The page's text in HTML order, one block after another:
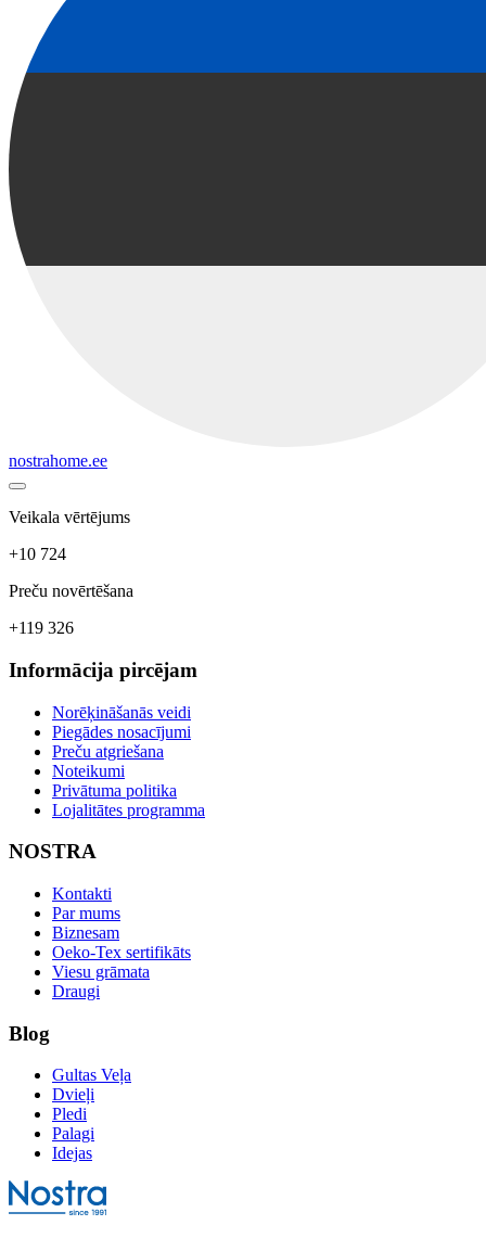
nostrahome.ee
Veikala vērtējums
+10 724
Preču novērtēšana
+119 326
Informācija pircējam
Norēķināšanās veidi
Piegādes nosacījumi
Preču atgriešana
Noteikumi
Privātuma politika
Lojalitātes programma
NOSTRA
Kontakti
Par mums
Biznesam
Oeko-Tex sertifikāts
Viesu grāmata
Draugi
Blog
Gultas Veļa
Dvieļi
Pledi
Palagi
Idejas